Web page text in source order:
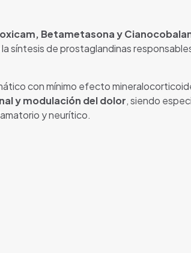
Betametasona y
síntesis de prostaglandinas
con mínimo efecto
y modulación del dolor, siendo
y neurítico.